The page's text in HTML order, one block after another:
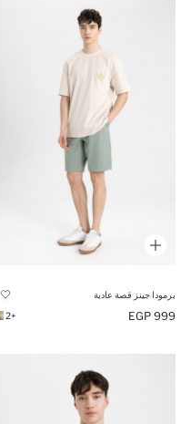
برمودا جينز قصة عادية
999 EGP
+2